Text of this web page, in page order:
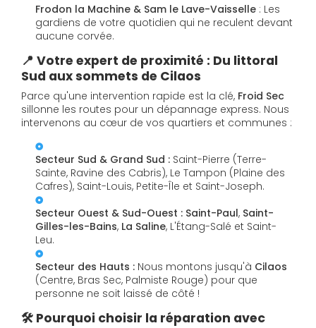
Frodon la Machine & Sam le Lave-Vaisselle : Les
gardiens de votre quotidien qui ne reculent devant
aucune corvée.
📍 Votre expert de proximité : Du littoral
Sud aux sommets de Cilaos
Parce qu'une intervention rapide est la clé, Froid Sec
sillonne les routes pour un dépannage express. Nous
intervenons au cœur de vos quartiers et communes :
Secteur Sud & Grand Sud : Saint-Pierre (Terre-
Sainte, Ravine des Cabris), Le Tampon (Plaine des
Cafres), Saint-Louis, Petite-Île et Saint-Joseph.
Secteur Ouest & Sud-Ouest : Saint-Paul, Saint-
Gilles-les-Bains, La Saline, L'Étang-Salé et Saint-
Leu.
Secteur des Hauts : Nous montons jusqu'à Cilaos
(Centre, Bras Sec, Palmiste Rouge) pour que
personne ne soit laissé de côté !
🛠️ Pourquoi choisir la réparation avec